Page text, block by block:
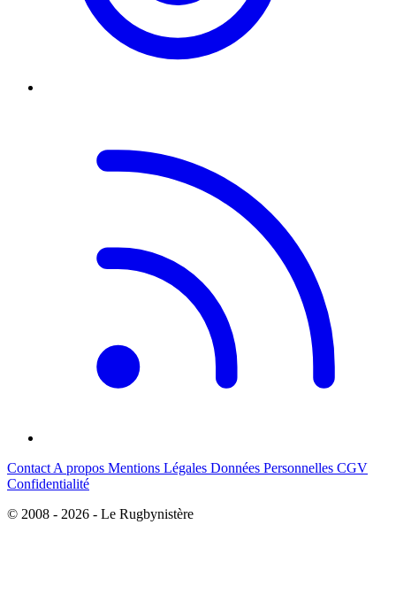
Contact A propos Mentions Légales Données Personnelles CGV
Confidentialité
© 2008 - 2026 - Le Rugbynistère